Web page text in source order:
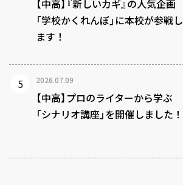
【中高】『新しいカギ』の人気企画
「学校かくれんぼ」に本校が参戦し
ます！
2026.07.09
【中高】プロのライターから学ぶ
「シナリオ講座」を開催しました！